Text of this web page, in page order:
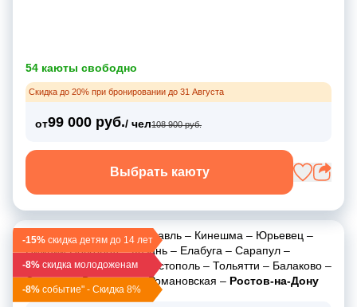
54 каюты свободно
Скидка до 20% при бронировании до 31 Августа
от99 000 руб./ чел108 900 руб.
Выбрать каюту
-15% скидка детям до 14 лет
-8% скидка молодоженам
-8% событие" - Скидка 8%
Москва –Углич–Ярославль – Кинешма – Юрьевец –
Нижний Новгород–Казань – Елабуга – Сарапул –
Пермь–Чайковский– Чистополь – Тольятти – Балаково –
Саратов–Волгоград–Романовская – Ростов-на-Дону